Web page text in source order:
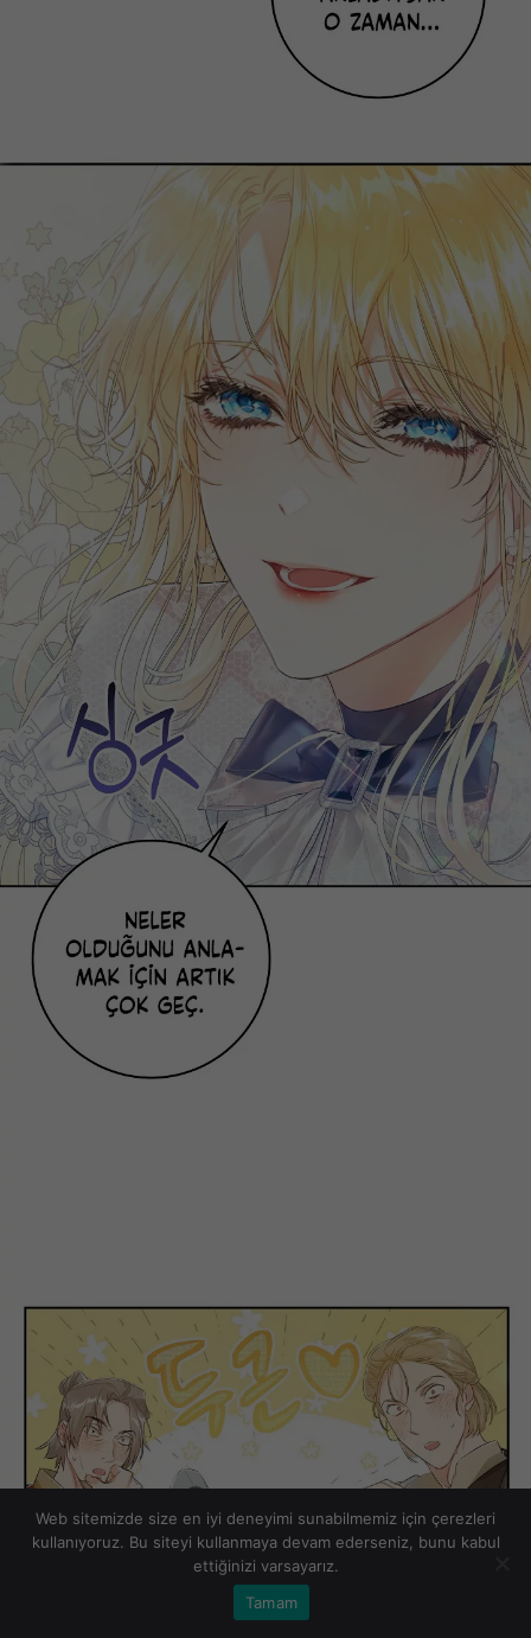
Web sitemizde size en iyi deneyimi sunabilmemiz için çerezleri
kullanıyoruz. Bu siteyi kullanmaya devam ederseniz, bunu kabul
ettiğinizi varsayarız.
Tamam